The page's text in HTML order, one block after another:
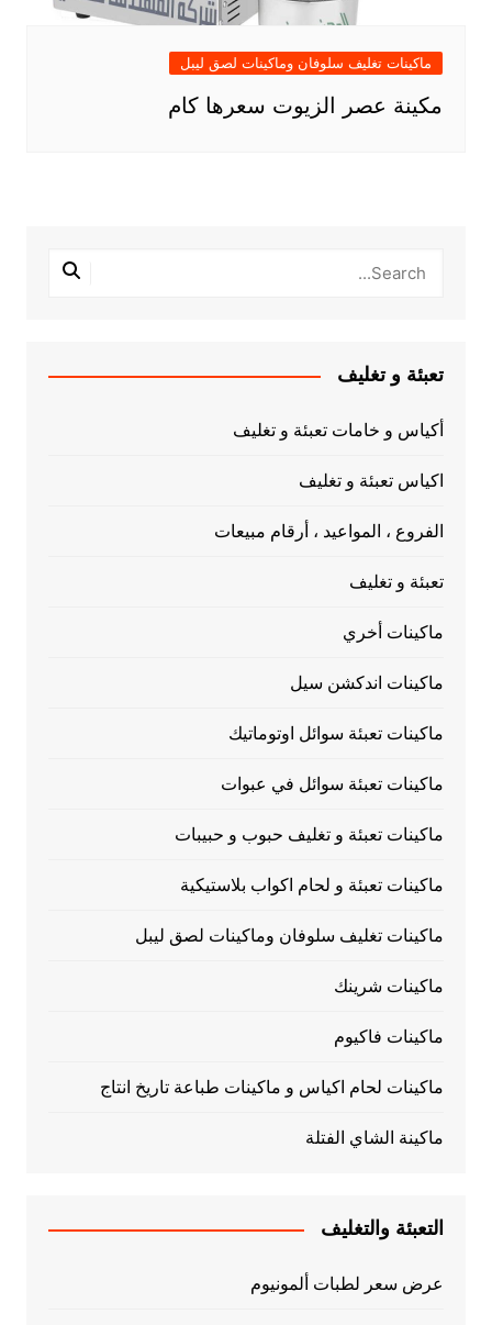
ماكينات تغليف سلوفان وماكينات لصق ليبل
مكينة عصر الزيوت سعرها كام
تعبئة و تغليف
أكياس و خامات تعبئة و تغليف
اكياس تعبئة و تغليف
الفروع ، المواعيد ، أرقام مبيعات
تعبئة و تغليف
ماكينات أخري
ماكينات اندكشن سيل
ماكينات تعبئة سوائل اوتوماتيك
ماكينات تعبئة سوائل في عبوات
ماكينات تعبئة و تغليف حبوب و حبيبات
ماكينات تعبئة و لحام اكواب بلاستيكية
ماكينات تغليف سلوفان وماكينات لصق ليبل
ماكينات شرينك
ماكينات فاكيوم
ماكينات لحام اكياس و ماكينات طباعة تاريخ انتاج
ماكينة الشاي الفتلة
التعبئة والتغليف
عرض سعر لطبات ألمونيوم